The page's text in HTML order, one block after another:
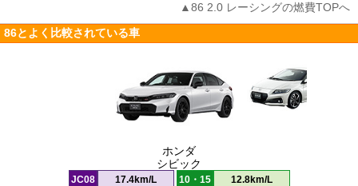
▲86 2.0 レーシングの燃費TOPへ
86とよく比較されている車
ホンダ
シビック
JC08 17.4km/L 10・15 12.8km/L